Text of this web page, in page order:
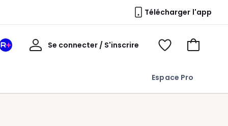
Télécharger l'app
Espace Pro
Mon
Se connecter / S'inscrire
Mon
Voir
Voir